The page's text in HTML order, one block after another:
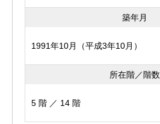
築年月
1991年10月（平成3年10月）
所在階／階数
5 階 ／ 14 階